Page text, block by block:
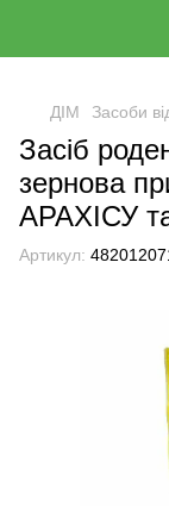
ДІМ Засоби
Засіб
зернова
АРАХІСУ
Артикул: